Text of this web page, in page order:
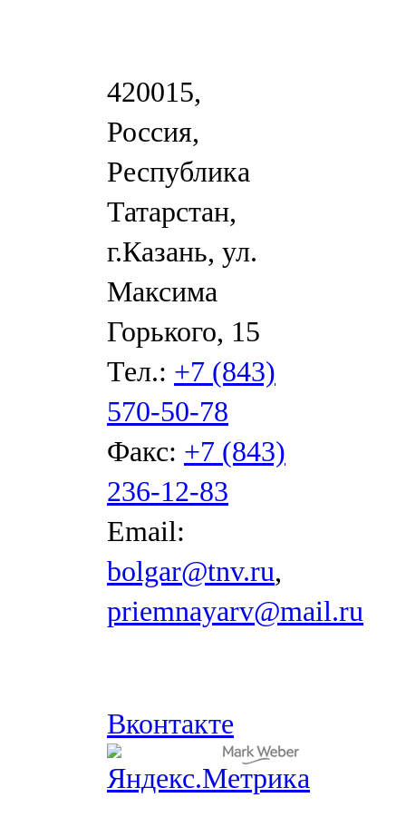
420015,
Россия,
Республика
Татарстан,
г.Казань, ул.
Максима
Горького, 15
Тел.: +7 (843)
570-50-78
Факс: +7 (843)
236-12-83
Email:
bolgar@tnv.ru,
priemnayarv@mail.ru
Вконтакте